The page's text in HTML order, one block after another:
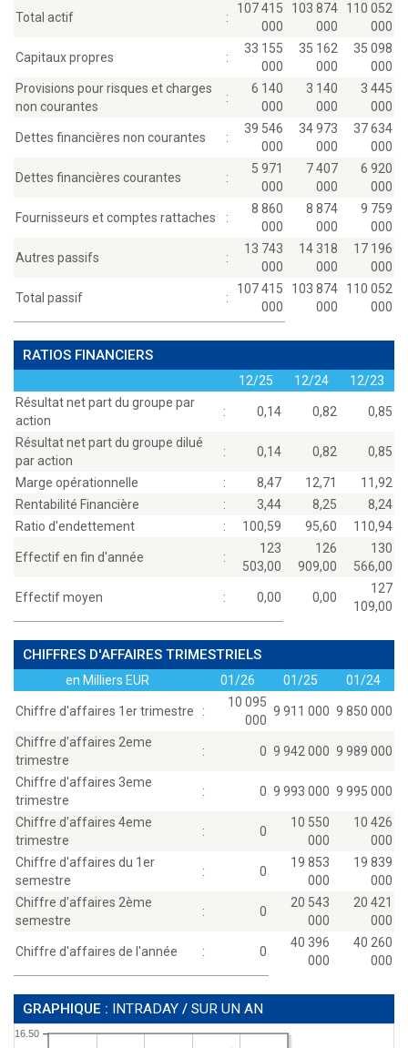
Total actif :
107 415
000
103 874
000
110 052
000
Capitaux propres :
33 155
000
35 162
000
35 098
000
Provisions pour risques et charges
non courantes
:
6 140
000
3 140
000
3 445
000
Dettes financières non courantes :
39 546
000
34 973
000
37 634
000
Dettes financières courantes :
5 971
000
7 407
000
6 920
000
Fournisseurs et comptes rattaches :
8 860
000
8 874
000
9 759
000
Autres passifs :
13 743
000
14 318
000
17 196
000
Total passif :
107 415
000
103 874
000
110 052
000
RATIOS FINANCIERS
12/25 12/24
12/23
Résultat net part du groupe par
action
: 0,14 0,82 0,85
Résultat net part du groupe dilué
par action
: 0,14 0,82 0,85
Marge opérationnelle : 8,47 12,71
11,92
Rentabilité Financière
: 3,44 8,25
8,24
Ratio d'endettement
: 100,59 95,60 110,94
Effectif en fin d'année :
123
503,00
126
909,00
130
566,00
Effectif moyen : 0,00 0,00
127
109,00
CHIFFRES D'AFFAIRES TRIMESTRIELS
en Milliers EUR 01/26 01/25 01/24
Chiffre d'affaires 1er trimestre :
10 095
000
9 911 000 9 850 000
Chiffre d'affaires 2eme
trimestre
: 0 9 942 000 9 989 000
Chiffre d'affaires 3eme
trimestre
: 0 9 993 000 9 995 000
Chiffre d'affaires 4eme
trimestre
: 0
10 550
000
10 426
000
Chiffre d'affaires du 1er
semestre
: 0
19 853
000
19 839
000
Chiffre d'affaires 2ème
semestre
: 0
20 543
000
20 421
000
Chiffre d'affaires de l'année : 0
40 396
000
40 260
000
GRAPHIQUE : INTRADAY / SUR UN AN
16.50